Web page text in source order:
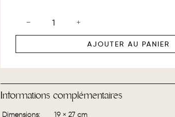
AJOUTER AU PANIER
Informations complémentaires
Dimensions 19 × 27 cm